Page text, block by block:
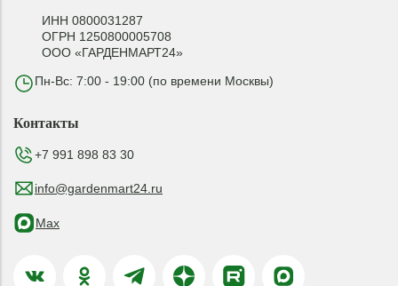
ИНН 0800031287
ОГРН 1250800005708
ООО «ГАРДЕНМАРТ24»
Пн-Вс: 7:00 - 19:00 (по времени Москвы)
Контакты
+7 991 898 83 30
info@gardenmart24.ru
Max